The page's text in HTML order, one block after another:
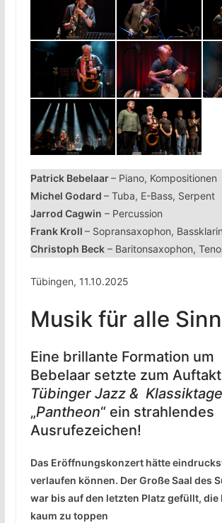
Patrick Bebelaar– Piano, Kompositionen
Michel Godard – Tuba, E-Bass, Serpent
Jarrod Cagwin – Percussion
Frank Kroll – Sopransaxophon,
Christoph Beck– Baritonsaxophon,
Tübingen, 11.10.2025
Musik für alle
Eine brillante Formation um
Bebelaar setzte zum
Tübinger Jazz & Klassiktage
„Pantheon“ ein strahlendes
Ausrufezeichen!
Das Eröffnungskonzert hätte
verlaufen können. Der Große Saal des
war bis auf den letzten Platz gefüllt, die
kaum zu toppen